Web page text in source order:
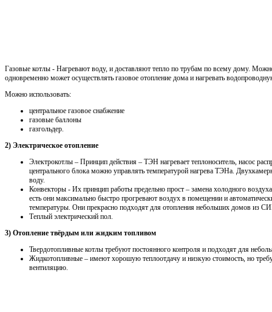
Газовые котлы - Нагревают воду, и доставляют тепло по трубам по всему дому.
одновременно может осуществлять газовое отопление дома и нагревать
Можно использовать:
центральное газовое снабжение
газовые баллоны
газгольдер.
2) Электрическое отопление
Электрокотлы – Принцип действия – ТЭН нагревает теплоноситель, насос
центрального блока можно управлять температурой нагрева ТЭНа.
воду.
Конвекторы - Их принцип работы предельно прост – замена холодного
есть они максимально быстро прогревают воздух в помещении и
температуры. Они прекрасно подходят для отопления небольших домов из
Теплый электрический пол.
3) Отопление твёрдым или жидким топливом
Твердотопливные котлы требуют постоянного контроля и подходят для
Жидкотопливные – имеют хорошую теплоотдачу и низкую стоимость, но
вентиляцию.